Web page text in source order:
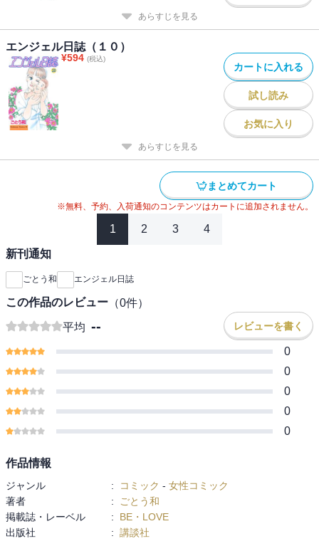
あらすじを見る
エンジェル日誌（１０）
¥594 (税込)
カートに入れる
試し読み
お気に入り
あらすじを見る
まとめてカート
※無料、予約、入荷通知のコンテンツはカートに追加されません。
1 2 3 4
新刊通知
ごとう和 エンジェル日誌
この作品のレビュー （0件）
平均 -- レビューを書く
0
0
0
0
0
作品情報
ジャンル : コミック - 女性コミック
著者
:
ごとう和
掲載誌・レーベル
:
BE・LOVE
出版社
: 講談社